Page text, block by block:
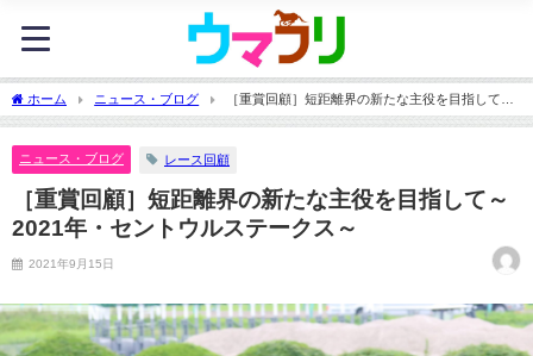
ホーム ニュース・ブログ
［重賞回顧］短距離界の新たな主役を目指して～
2021年・セントウルステークス～
ニュース・ブログ レース回顧
［重賞回顧］短距離界の新たな主役を目指して～
2021年・セントウルステークス～
2021年9月15日